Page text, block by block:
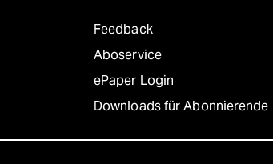
Feedback
Aboservice
ePaper Login
Downloads für Abonnierende